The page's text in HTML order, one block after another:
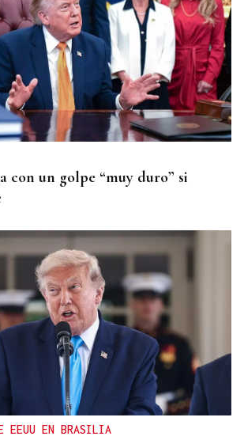
con un golpe “muy duro” si
EEUU EN BRASILIA